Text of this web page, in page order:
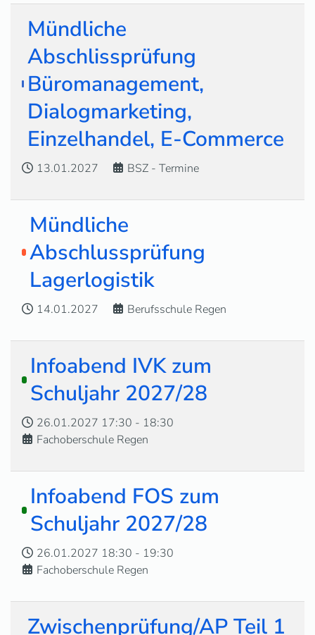
Mündliche
Abschlissprüfung
Büromanagement,
Dialogmarketing,
Einzelhandel, E-Commerce
13.01.2027 BSZ - Termine
Mündliche
Abschlussprüfung
Lagerlogistik
14.01.2027 Berufsschule Regen
Infoabend IVK zum
Schuljahr 2027/28
26.01.2027 17:30 - 18:30
Fachoberschule Regen
Infoabend FOS zum
Schuljahr 2027/28
26.01.2027 18:30 - 19:30
Fachoberschule Regen
Zwischenprüfung/AP Teil 1